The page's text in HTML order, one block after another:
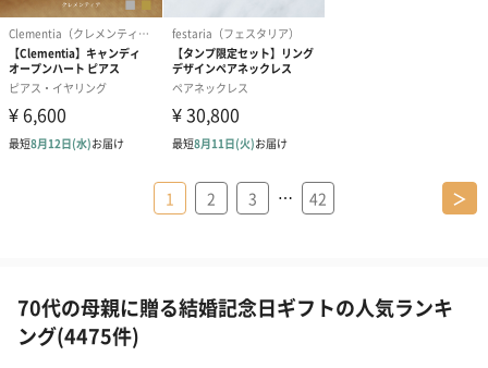
1 2 3 … 42 ＞
70代の母親に贈る結婚記念日ギフトの人気ランキ
ング(4475件)